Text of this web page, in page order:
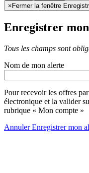
× Fermer la fenêtre
Enregistrer
Tous les champs sont
Nom de mon alerte
Pour recevoir les offres
électronique et la valider
rubrique « Mon compte »
AnnulerEnregistrer mon